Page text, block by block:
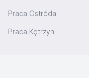
Praca Ostróda
Praca Kętrzyn